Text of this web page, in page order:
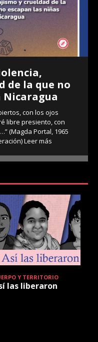
de la que no
Nicaragua
con los ojos
libre presiento, con
(Magda Portal, 1965
Leer más
Y TERRITORIO
las liberaron